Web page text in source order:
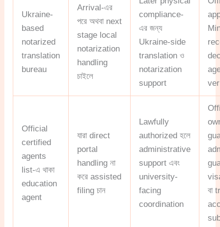
Ukraine-
based
notarized
translation
bureau
Arrival-এর
পরে অথবা next
stage local
notarization
handling
চাইলে
compliance-
এর জন্য
Ukraine-side
translation ও
notarization
support
Official
certified
agents
list-এ থাকা
education
agent
যারা direct
portal
handling না
করে assisted
filing চান
Lawfully
authorized হলে
administrative
support এবং
university-
facing
coordination
বা